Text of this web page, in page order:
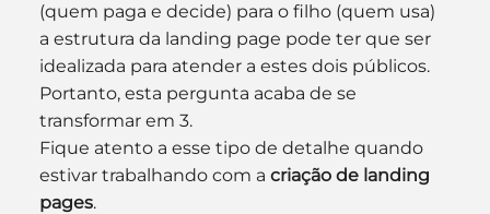
(quem paga e decide) para o filho (quem usa)
a estrutura da landing page pode ter que ser
idealizada para atender a estes dois públicos.
Portanto, esta pergunta acaba de se
transformar em 3.
Fique atento a esse tipo de detalhe quando
estivar trabalhando com a criação de landing
pages.